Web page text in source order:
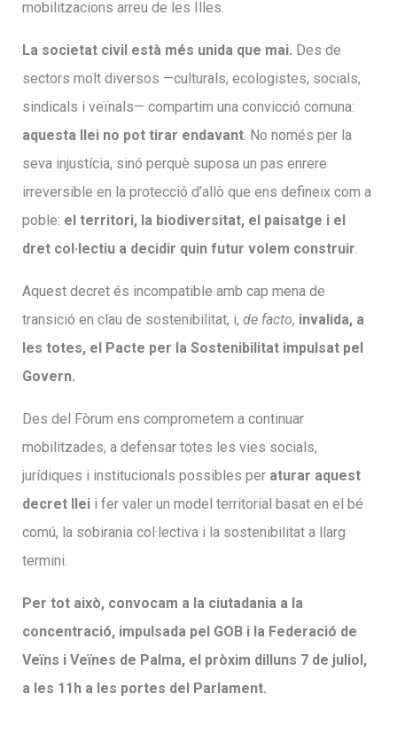
mobilitzacions arreu de les Illes.
La societat civil està més unida que mai. Des de
sectors molt diversos —culturals, ecologistes, socials,
sindicals i veïnals— compartim una convicció comuna:
aquesta llei no pot tirar endavant . No només per la
seva injustícia, sinó perquè suposa un pas enrere
irreversible en la protecció d’allò que ens defineix com a
poble: el territori, la biodiversitat, el paisatge i el
dret col·lectiu a decidir quin futur volem construir
Aquest decret és incompatible amb cap mena de
transició en clau de sostenibilitat, i, de facto, invalida, a
les totes, el Pacte per la Sostenibilitat impulsat pel
Govern.
Des del Fòrum ens comprometem a continuar
mobilitzades, a defensar totes les vies socials,
jurídiques i institucionals possibles per aturar aquest
decret llei i fer valer un model territorial basat en el bé
comú, la sobirania col·lectiva i la sostenibilitat a llarg
termini.
Per tot això, convocam a la ciutadania a la
concentració, impulsada pel GOB i la Federació de
Veïns i Veïnes de Palma, el pròxim dilluns 7 de juliol,
a les 11h a les portes del Parlament.